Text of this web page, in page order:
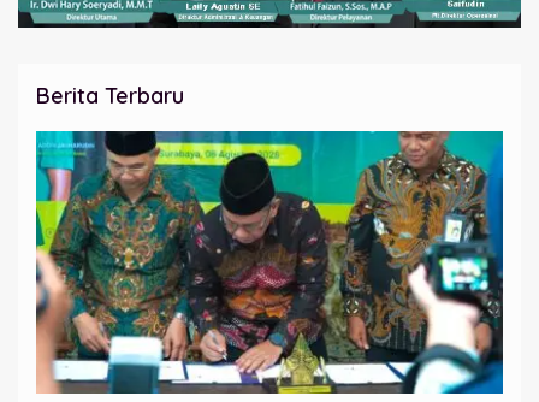
Berita Terbaru